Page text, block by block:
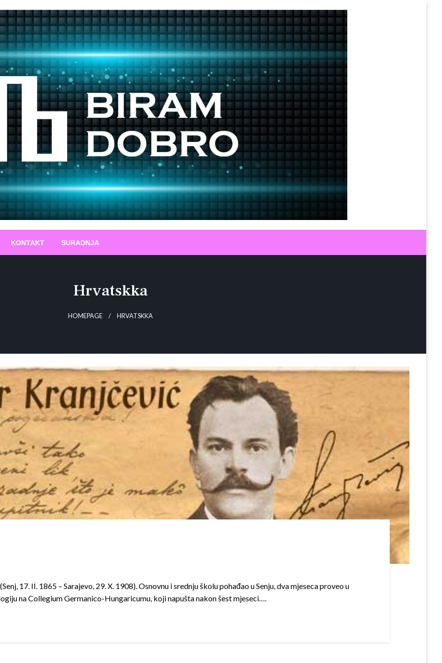
KONTAKT SURADNJA
Hrvatskka
HOMEPAGE HRVATSKKA
17. II. 1865 – Sarajevo, 29. X. 1908). Osnovnu i srednju školu pohađao u Senju, dva mjeseca proveo u
na Collegium Germanico-Hungaricumu, koji napušta nakon šest mjeseci….